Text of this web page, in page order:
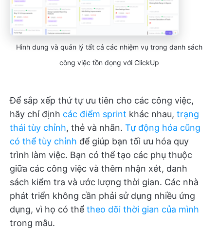
Hình dung và quản lý tất cả các nhiệm vụ trong danh sách
công việc tồn đọng với ClickUp
Để sắp xếp thứ tự ưu tiên cho các công việc,
hãy chỉ định các điểm sprint khác nhau, trạng
thái tùy chỉnh, thẻ và nhãn. Tự động hóa cũng
có thể tùy chỉnh để giúp bạn tối ưu hóa quy
trình làm việc. Bạn có thể tạo các phụ thuộc
giữa các công việc và thêm nhận xét, danh
sách kiểm tra và ước lượng thời gian. Các nhà
phát triển không cần phải sử dụng nhiều ứng
dụng, vì họ có thể theo dõi thời gian của mình
trong mẫu.